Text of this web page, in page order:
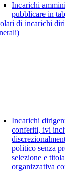
Incarichi
pubblicare in
di incarichi
Incarichi
conferiti, ivi
politico senza
selezione e
organizzativa